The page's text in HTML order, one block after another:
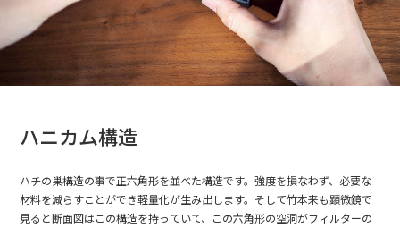
ハニカム構造
ハチの巣構造の事で正六角形を並べた構造です。強度を損なわず、必要な
材料を減らすことができ軽量化が生み出します。そして竹本来も顕微鏡で
見ると断面図はこの構造を持っていて、この六角形の空洞がフィルターの